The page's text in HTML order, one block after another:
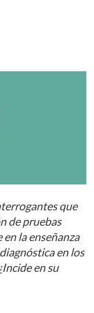
que
de pruebas
la enseñanza
en los
en su